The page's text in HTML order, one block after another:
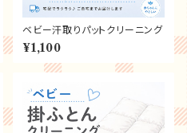
ベビー汗取りパットクリーニング
¥1,100